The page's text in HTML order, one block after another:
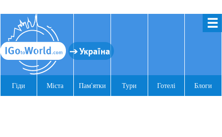
☰
Україна
Гіди Міста Пам'ятки Тури Готелі Блоги